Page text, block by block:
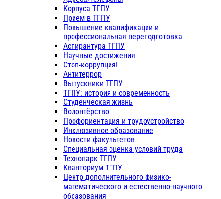
Корпуса ТГПУ
Прием в ТГПУ
Повышение квалификации и
профессиональная переподготовка
Аспирантура ТГПУ
Научные достижения
Стоп-коррупция!
Антитеррор
Выпускники ТГПУ
ТГПУ: история и современность
Студенческая жизнь
Волонтёрство
Профориентация и трудоустройство
Инклюзивное образование
Новости факультетов
Специальная оценка условий труда
Технопарк ТГПУ
Кванториум ТГПУ
Центр дополнительного физико-
математического и естественно-научного
образования